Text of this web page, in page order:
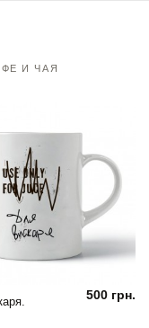
И ЧАЯ
500 грн.